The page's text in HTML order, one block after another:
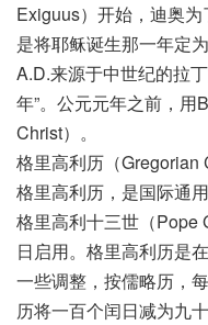
Exiguus）开始，迪奥
是将耶稣诞生那一年定
A.D.来源于中世纪的拉
年”。公元元年之前，用
Christ）。
格里高利历（Gregorian
格里高利历，是国际通
格里高利十三世（Pope
日启用。格里高利历是
一些调整，按儒略历，
历将一百个闰日减为九